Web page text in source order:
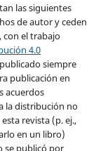
las siguientes
de autor y ceden
con el trabajo
4.0
siempre
publicación en
acuerdos
la distribución no
revista (p. ej.,
en un libro)
se publicó por